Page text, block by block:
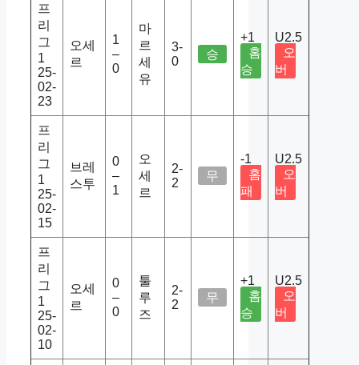
프
리
그
1
25-
02-
23
오세
르
1
–
0
마
르
세
유
3-
0
승
+1
홈
승
U2.5
오
버
프
리
그
1
25-
02-
15
브레
스투
0
–
1
오
세
르
2-
2
무
-1
홈
패
U2.5
오
버
프
리
그
1
25-
02-
10
오세
르
0
–
0
툴
루
즈
2-
2
무
+1
홈
승
U2.5
오
버